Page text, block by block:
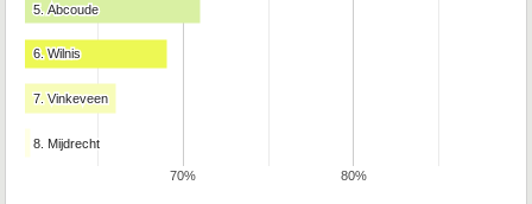
70% 80%
5. Abcoude
5. Abcoude
6. Wilnis
6. Wilnis
7. Vinkeveen
7. Vinkeveen
8. Mijdrecht
8. Mijdrecht